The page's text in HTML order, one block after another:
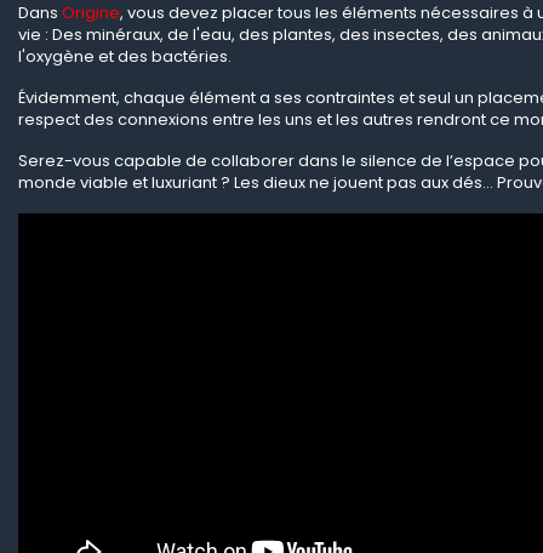
Dans Origine, vous devez placer tous les éléments nécessaires à
vie : Des minéraux, de l'eau, des plantes, des insectes, des
l'oxygène et des bactéries.
Évidemment, chaque élément a ses contraintes et seul un
respect des connexions entre les uns et les autres rendront ce
Serez-vous capable de collaborer dans le silence de lʼespace
monde viable et luxuriant ? Les dieux ne jouent pas aux dés...